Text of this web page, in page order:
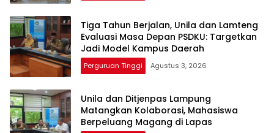
Tiga Tahun Berjalan, Unila dan Lamteng
Evaluasi Masa Depan PSDKU: Targetkan
Jadi Model Kampus Daerah
Perguruan Tinggi Agustus 3, 2026
Unila dan Ditjenpas Lampung
Matangkan Kolaborasi, Mahasiswa
Berpeluang Magang di Lapas